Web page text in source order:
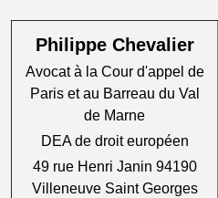
Philippe Chevalier
Avocat à la Cour d'appel de
Paris et au Barreau du Val
de Marne
DEA de droit européen
49 rue Henri Janin 94190
Villeneuve Saint Georges